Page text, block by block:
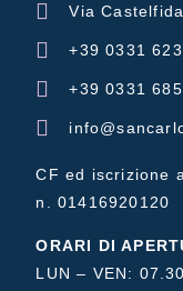
Via
+39 0331
+39 0331
CF ed iscrizione
n. 01416920120
ORARI DI
LUN – VEN: